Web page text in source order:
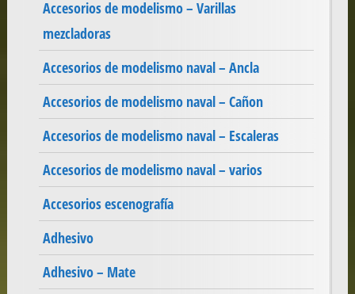
Accesorios de modelismo – Varillas
mezcladoras
Accesorios de modelismo naval – Ancla
Accesorios de modelismo naval – Cañon
Accesorios de modelismo naval – Escaleras
Accesorios de modelismo naval – varios
Accesorios escenografía
Adhesivo
Adhesivo – Mate